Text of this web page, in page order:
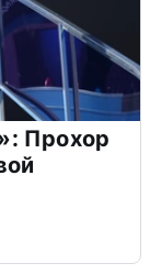
Прохор